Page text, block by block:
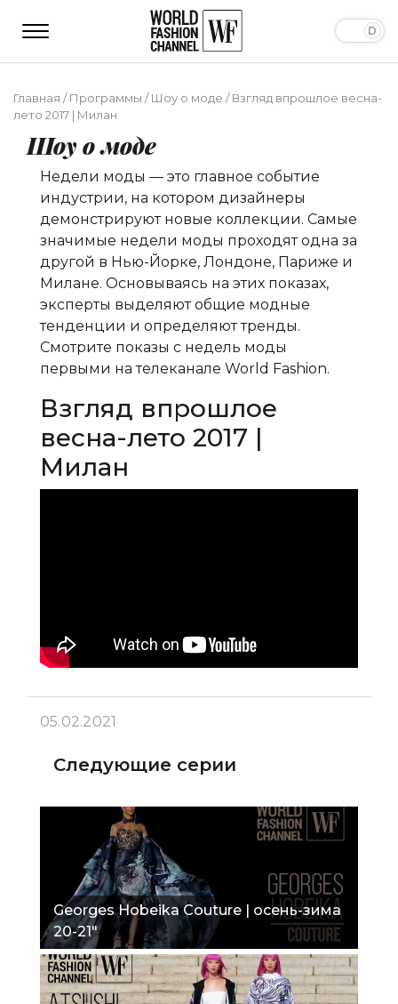
Главная /Программы /Шоу о моде /Взгляд впрошлое весна-
лето 2017 | Милан
Шоу о моде
Недели моды — это главное событие
индустрии, на котором дизайнеры
демонстрируют новые коллекции. Самые
значимые недели моды проходят одна за
другой в Нью-Йорке, Лондоне, Париже и
Милане. Основываясь на этих показах,
эксперты выделяют общие модные
тенденции и определяют тренды.
Смотрите показы с недель моды
первыми на телеканале World Fashion.
Взгляд впрошлое
весна-лето 2017 |
Милан
05.02.2021
Следующие серии
Georges Hobeika Couture | осень-зима
20-21"